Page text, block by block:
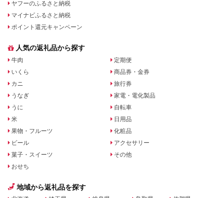
ヤフーのふるさと納税
マイナビふるさと納税
ポイント還元キャンペーン
人気の返礼品から探す
牛肉
いくら
カニ
うなぎ
うに
米
果物・フルーツ
ビール
菓子・スイーツ
おせち
定期便
商品券・金券
旅行券
家電・電化製品
自転車
日用品
化粧品
アクセサリー
その他
地域から返礼品を探す